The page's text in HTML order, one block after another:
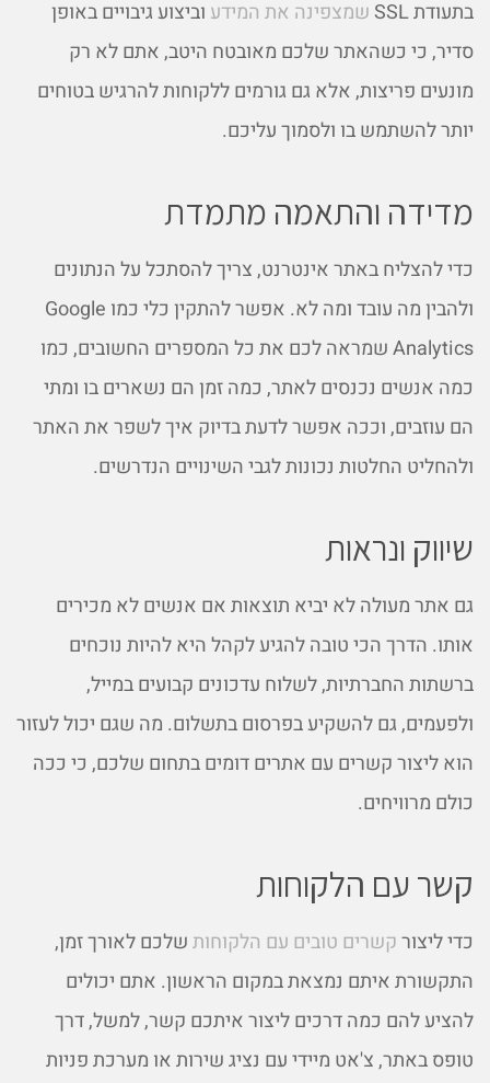
בתעודת SSL שמצפינה את המידע וביצוע גיבויים באופן
סדיר, כי כשהאתר שלכם מאובטח היטב, אתם לא רק
מונעים פריצות, אלא גם גורמים ללקוחות להרגיש בטוחים
יותר להשתמש בו ולסמוך עליכם.
מדידה והתאמה מתמדת
כדי להצליח באתר אינטרנט, צריך להסתכל על הנתונים
ולהבין מה עובד ומה לא. אפשר להתקין כלי כמו Google
Analytics שמראה לכם את כל המספרים החשובים, כמו
כמה אנשים נכנסים לאתר, כמה זמן הם נשארים בו ומתי
הם עוזבים, וככה אפשר לדעת בדיוק איך לשפר את האתר
ולהחליט החלטות נכונות לגבי השינויים הנדרשים.
שיווק ונראות
גם אתר מעולה לא יביא תוצאות אם אנשים לא מכירים
אותו. הדרך הכי טובה להגיע לקהל היא להיות נוכחים
ברשתות החברתיות, לשלוח עדכונים קבועים במייל,
ולפעמים, גם להשקיע בפרסום בתשלום. מה שגם יכול לעזור
הוא ליצור קשרים עם אתרים דומים בתחום שלכם, כי ככה
כולם מרוויחים.
קשר עם הלקוחות
כדי ליצורקשרים טובים עם הלקוחותשלכם לאורך זמן,
התקשורת איתם נמצאת במקום הראשון. אתם יכולים
להציע להם כמה דרכים ליצור איתכם קשר, למשל, דרך
טופס באתר, צ'אט מיידי עם נציג שירות או מערכת פניות